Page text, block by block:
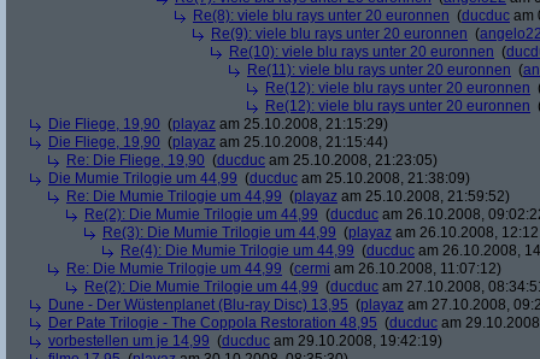
Re(8): viele blu rays unter 20 euronnen (ducduc am
Re(9): viele blu rays unter 20 euronnen (
Re(10): viele blu rays unter 20 euronnen (
Re(11): viele blu rays unter 20 euronnen (
Re(12): viele blu rays unter 20 euronnen
Re(12): viele blu rays unter 20 euronnen
Die Fliege, 19,90 (playaz am 25.10.2008, 21:15:29)
Die Fliege, 19,90 (playaz am 25.10.2008, 21:15:44)
Re: Die Fliege, 19,90 (ducduc am 25.10.2008, 21:23:05)
Die Mumie Trilogie um 44,99 (ducduc am 25.10.2008, 21:38:09)
Re: Die Mumie Trilogie um 44,99 (playaz am 25.10.2008, 21:59:52)
Re(2): Die Mumie Trilogie um 44,99 (ducduc am 26.10.2008,
Re(3): Die Mumie Trilogie um 44,99 (playaz am 26.10.2008,
Re(4): Die Mumie Trilogie um 44,99 (ducduc am 26.10.2008,
Re: Die Mumie Trilogie um 44,99 (cermi am 26.10.2008, 11:07:12)
Re(2): Die Mumie Trilogie um 44,99 (ducduc am 27.10.2008,
Dune - Der Wüstenplanet (Blu-ray Disc) 13,95 (playaz am 27.10.2008,
Der Pate Trilogie - The Coppola Restoration 48,95 (ducduc am
vorbestellen um je 14,99 (ducduc am 29.10.2008, 19:42:19)